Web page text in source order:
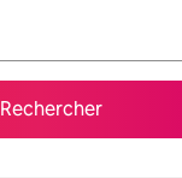
Rechercher